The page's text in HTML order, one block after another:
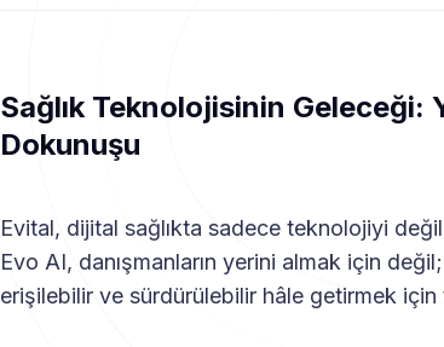
Sağlık Teknolojisinin Geleceği:
Dokunuşu
Evital, dijital sağlıkta sadece teknolojiyi
Evo AI, danışmanların yerini almak için
erişilebilir ve sürdürülebilir hâle getirmek için